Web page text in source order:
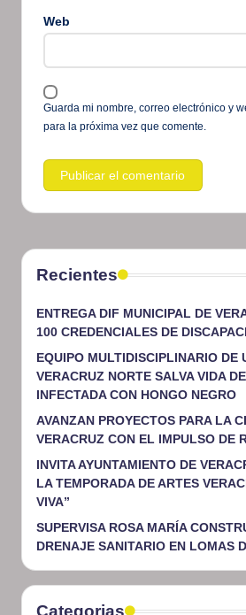
Web
Guarda mi nombre, correo electrónico y
para la próxima vez que comente.
Recientes
ENTREGA DIF MUNICIPAL DE
100 CREDENCIALES DE
EQUIPO MULTIDISCIPLINARIO DE
VERACRUZ NORTE SALVA VIDA
INFECTADA CON HONGO NEGRO
AVANZAN PROYECTOS PARA LA
VERACRUZ CON EL IMPULSO DE
INVITA AYUNTAMIENTO DE
LA TEMPORADA DE ARTES
VIVA”
SUPERVISA ROSA MARÍA
DRENAJE SANITARIO EN LOMAS
Categorias